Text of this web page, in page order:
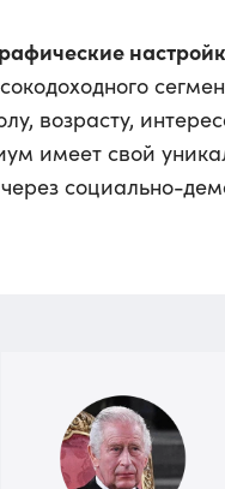
возрасту,
имеет свой
социально-